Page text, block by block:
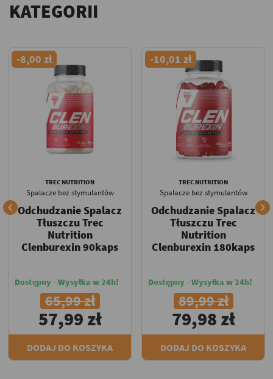
KATEGORII

-8,00 zł
TREC NUTRITION
Spalacze bez stymulantów
Odchudzanie Spalacz
Tłuszczu Trec
Nutrition
Clenburexin 90kaps
Dostępny - Wysyłka w 24h!
65,99 zł
57,99 zł
DODAJ DO KOSZYKA
-10,01 zł
TREC NUTRITION
Spalacze bez stymulantów
Odchudzanie Spalacz
Tłuszczu Trec
Nutrition
Clenburexin 180kaps
Dostępny - Wysyłka w 24h!
89,99 zł
79,98 zł
DODAJ DO KOSZYKA
